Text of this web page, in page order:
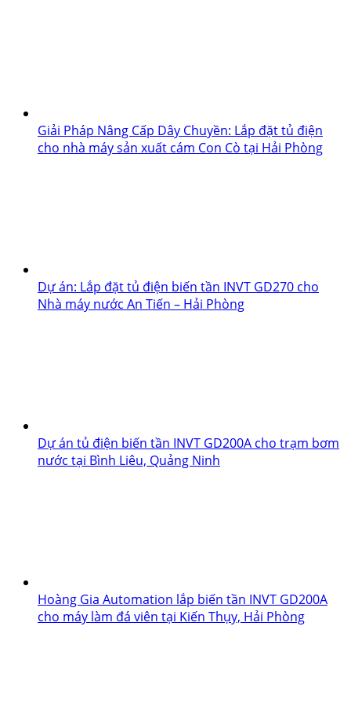
Giải Pháp Nâng Cấp Dây Chuyền: Lắp đặt tủ điện
cho nhà máy sản xuất cám Con Cò tại Hải Phòng
Dự án: Lắp đặt tủ điện biến tần INVT GD270 cho
Nhà máy nước An Tiến – Hải Phòng
Dự án tủ điện biến tần INVT GD200A cho trạm bơm
nước tại Bình Liêu, Quảng Ninh
Hoàng Gia Automation lắp biến tần INVT GD200A
cho máy làm đá viên tại Kiến Thụy, Hải Phòng